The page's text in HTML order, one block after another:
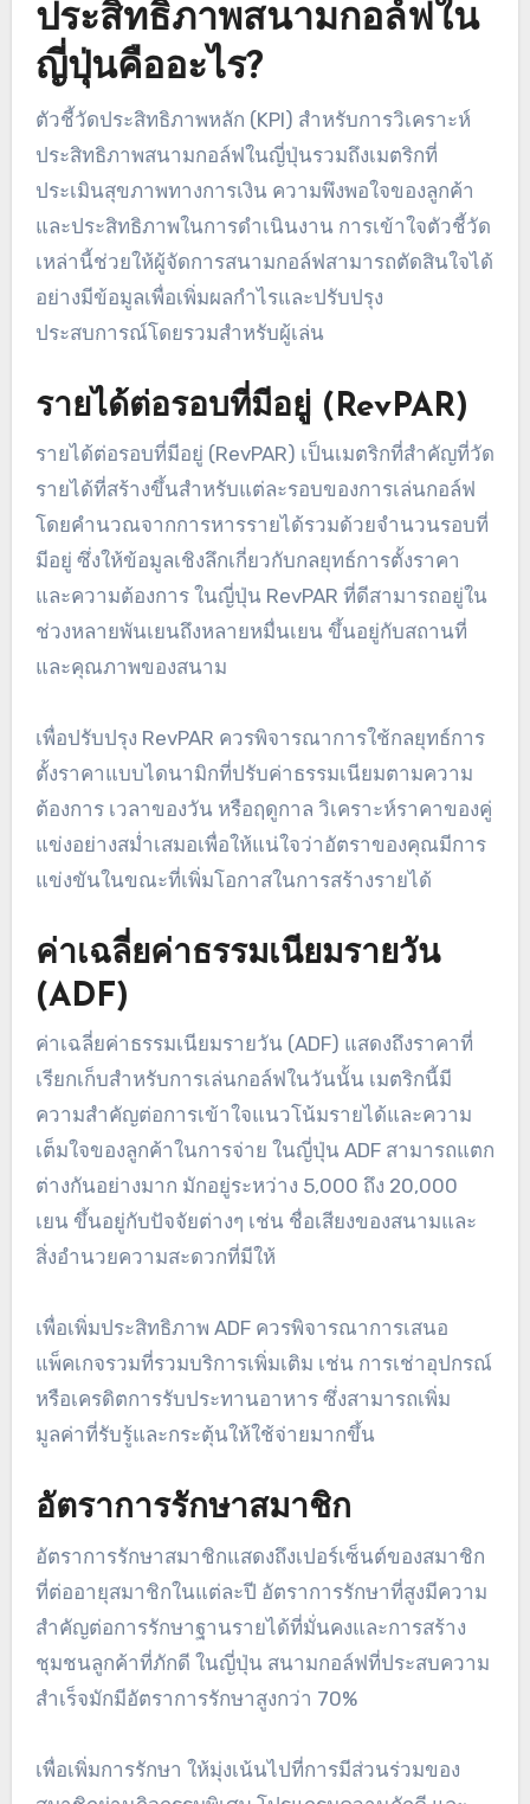
ประสิทธิภาพสนามกอล์ฟใน
ญี่ปุ่นคืออะไร?
ตัวชี้วัดประสิทธิภาพหลัก (KPI) สำหรับการวิเคราะห์
ประสิทธิภาพสนามกอล์ฟในญี่ปุ่นรวมถึงเมตริกที่
ประเมินสุขภาพทางการเงิน ความพึงพอใจของลูกค้า
และประสิทธิภาพในการดำเนินงาน การเข้าใจตัวชี้วัด
เหล่านี้ช่วยให้ผู้จัดการสนามกอล์ฟสามารถตัดสินใจได้
อย่างมีข้อมูลเพื่อเพิ่มผลกำไรและปรับปรุง
ประสบการณ์โดยรวมสำหรับผู้เล่น
รายได้ต่อรอบที่มีอยู่ (RevPAR)
รายได้ต่อรอบที่มีอยู่ (RevPAR) เป็นเมตริกที่สำคัญที่วัด
รายได้ที่สร้างขึ้นสำหรับแต่ละรอบของการเล่นกอล์ฟ
โดยคำนวณจากการหารรายได้รวมด้วยจำนวนรอบที่
มีอยู่ ซึ่งให้ข้อมูลเชิงลึกเกี่ยวกับกลยุทธ์การตั้งราคา
และความต้องการ ในญี่ปุ่น RevPAR ที่ดีสามารถอยู่ใน
ช่วงหลายพันเยนถึงหลายหมื่นเยน ขึ้นอยู่กับสถานที่
และคุณภาพของสนาม
เพื่อปรับปรุง RevPAR ควรพิจารณาการใช้กลยุทธ์การ
ตั้งราคาแบบไดนามิกที่ปรับค่าธรรมเนียมตามความ
ต้องการ เวลาของวัน หรือฤดูกาล วิเคราะห์ราคาของคู่
แข่งอย่างสม่ำเสมอเพื่อให้แน่ใจว่าอัตราของคุณมีการ
แข่งขันในขณะที่เพิ่มโอกาสในการสร้างรายได้
ค่าเฉลี่ยค่าธรรมเนียมรายวัน
(ADF)
ค่าเฉลี่ยค่าธรรมเนียมรายวัน (ADF) แสดงถึงราคาที่
เรียกเก็บสำหรับการเล่นกอล์ฟในวันนั้น เมตริกนี้มี
ความสำคัญต่อการเข้าใจแนวโน้มรายได้และความ
เต็มใจของลูกค้าในการจ่าย ในญี่ปุ่น ADF สามารถแตก
ต่างกันอย่างมาก มักอยู่ระหว่าง 5,000 ถึง 20,000
เยน ขึ้นอยู่กับปัจจัยต่างๆ เช่น ชื่อเสียงของสนามและ
สิ่งอำนวยความสะดวกที่มีให้
เพื่อเพิ่มประสิทธิภาพ ADF ควรพิจารณาการเสนอ
แพ็คเกจรวมที่รวมบริการเพิ่มเติม เช่น การเช่าอุปกรณ์
หรือเครดิตการรับประทานอาหาร ซึ่งสามารถเพิ่ม
มูลค่าที่รับรู้และกระตุ้นให้ใช้จ่ายมากขึ้น
อัตราการรักษาสมาชิก
อัตราการรักษาสมาชิกแสดงถึงเปอร์เซ็นต์ของสมาชิก
ที่ต่ออายุสมาชิกในแต่ละปี อัตราการรักษาที่สูงมีความ
สำคัญต่อการรักษาฐานรายได้ที่มั่นคงและการสร้าง
ชุมชนลูกค้าที่ภักดี ในญี่ปุ่น สนามกอล์ฟที่ประสบความ
สำเร็จมักมีอัตราการรักษาสูงกว่า 70%
เพื่อเพิ่มการรักษา ให้มุ่งเน้นไปที่การมีส่วนร่วมของ